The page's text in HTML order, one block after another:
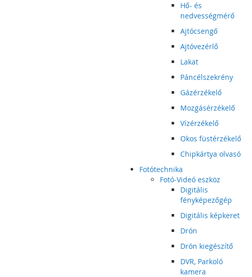
Hő- és
nedvességmérő
Ajtócsengő
Ajtóvezérlő
Lakat
Páncélszekrény
Gázérzékelő
Mozgásérzékelő
Vízérzékelő
Okos füstérzékelő
Chipkártya olvasó
Fotótechnika
Fotó-Videó eszköz
Digitális
fényképezőgép
Digitális képkeret
Drón
Drón kiegészítő
DVR, Parkoló
kamera